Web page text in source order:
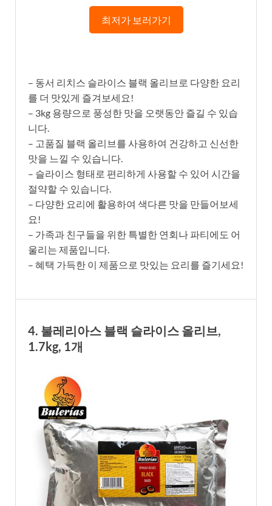
최저가 보러가기
– 동서 리치스 슬라이스 블랙 올리브로 다양한 요리
를 더 맛있게 즐겨보세요!
– 3kg 용량으로 풍성한 맛을 오랫동안 즐길 수 있습
니다.
– 고품질 블랙 올리브를 사용하여 건강하고 신선한
맛을 느낄 수 있습니다.
– 슬라이스 형태로 편리하게 사용할 수 있어 시간을
절약할 수 있습니다.
– 다양한 요리에 활용하여 색다른 맛을 만들어보세
요!
– 가족과 친구들을 위한 특별한 연회나 파티에도 어
울리는 제품입니다.
– 혜택 가득한 이 제품으로 맛있는 요리를 즐기세요!
4. 불레리아스 블랙 슬라이스 올리브,
1.7kg, 1개